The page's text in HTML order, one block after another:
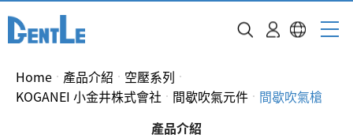
Home 產品介紹
空壓系列
KOGANEI 小金井株式會社
間歇吹氣元件
間歇吹氣槍
產品介紹